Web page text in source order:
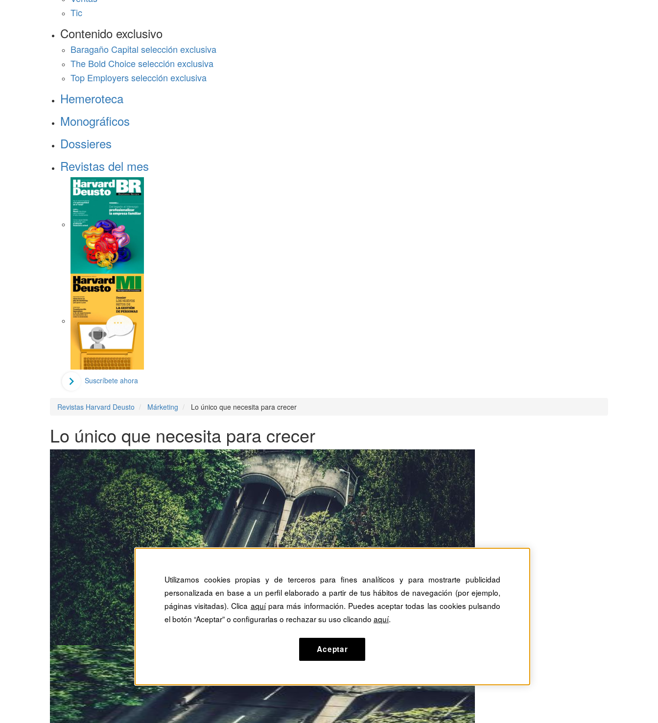
Tic
Contenido exclusivo
Baragaño Capital selección exclusiva
The Bold Choice selección exclusiva
Top Employers selección exclusiva
Hemeroteca
Monográficos
Dossieres
Revistas del mes
Suscríbete ahora
Revistas Harvard Deusto Márketing Lo único que necesita para crecer
Lo único que necesita para crecer
Utilizamos cookies propias y de terceros para fines analíticos y para mostrarte publicidad
personalizada en base a un perfil elaborado a partir de tus hábitos de navegación (por ejemplo,
páginas visitadas). Clica aquípara más información. Puedes aceptar todas las cookies pulsando
el botón “Aceptar” o configurarlas o rechazar su uso clicando aquí.
Aceptar